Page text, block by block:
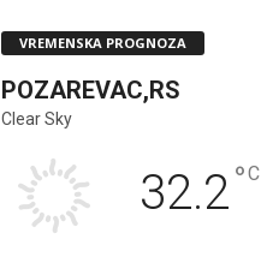
VREMENSKA PROGNOZA
POZAREVAC,RS
Clear Sky
32.2°C